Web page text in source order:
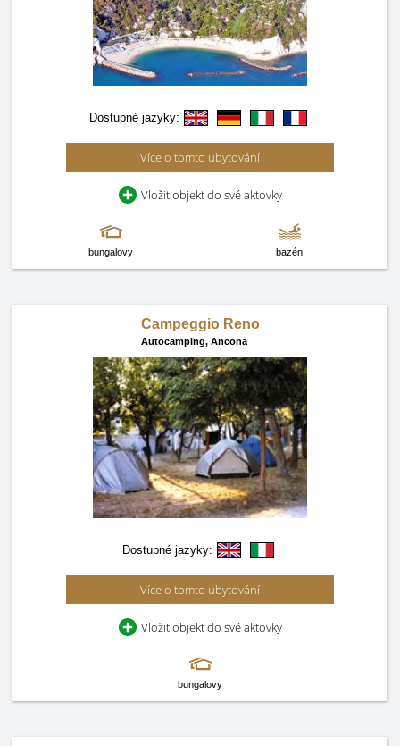
Dostupné jazyky:
Více o tomto ubytování
Vložit objekt do své aktovky
bungalovy bazén
Campeggio Reno
Autocamping, Ancona
Dostupné jazyky:
Více o tomto ubytování
Vložit objekt do své aktovky
bungalovy